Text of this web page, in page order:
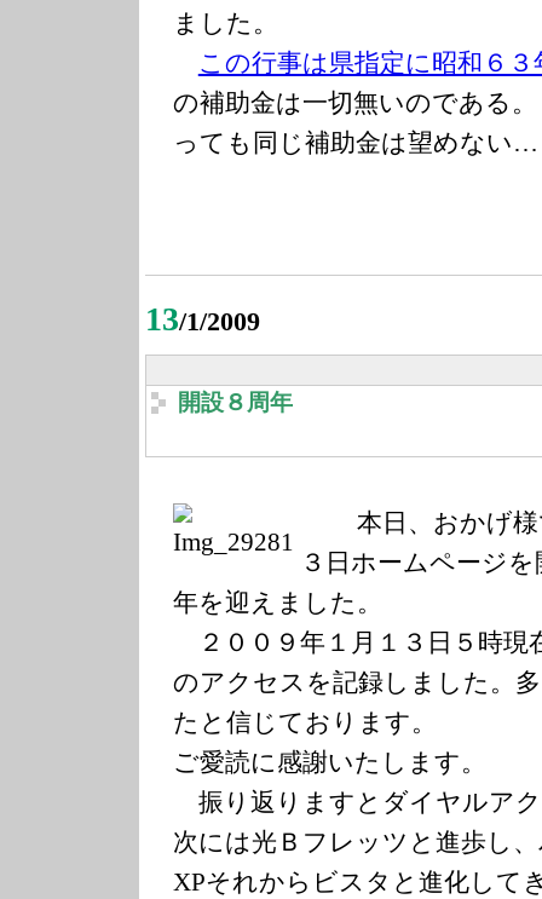
ました。
この行事は県指定に昭和６３
の補助金は一切無いのである
っても同じ補助金は望めない…
13/1/2009
開設８周年
本日、おかげ様
３日ホームページ
年を迎えました。
２００９年１月１３日５時現
のアクセスを記録しました。
たと信じております。
ご愛読に感謝いたします。
振り返りますとダイヤルア
次には光Ｂフレッツと進歩し
XPそれからビスタと進化して